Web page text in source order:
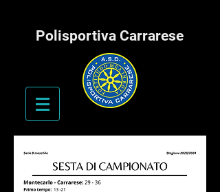
Polisportiva Carrarese